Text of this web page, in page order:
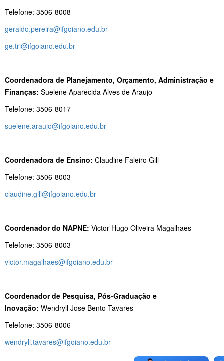
Telefone: 3506-8008
geraldo.pereira@ifgoiano.edu.br
ge.tri@ifgoiano.edu.br
Coordenadora de Planejamento, Orçamento, Administração e
Finanças: Suelene Aparecida Alves de Araujo
Telefone: 3506-8017
suelene.araujo@ifgoiano.edu.br
Coordenadora de Ensino: Claudine Faleiro Gill
Telefone: 3506-8003
claudine.gill@ifgoiano.edu.br
Coordenador do NAPNE: Victor Hugo Oliveira Magalhaes
Telefone: 3506-8003
victor.magalhaes@ifgoiano.edu.br
Coordenador de Pesquisa, Pós-Graduação e
Inovação: Wendryll Jose Bento Tavares
Telefone: 3506-8006
wendryll.tavares@ifgoiano.edu.br